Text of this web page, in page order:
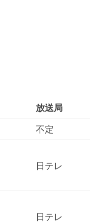
放送局
不定
日テレ
日テレ